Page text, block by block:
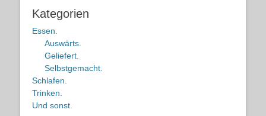
Kategorien
Essen.
Auswärts.
Geliefert.
Selbstgemacht.
Schlafen.
Trinken.
Und sonst.